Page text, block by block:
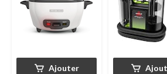
Ajouter